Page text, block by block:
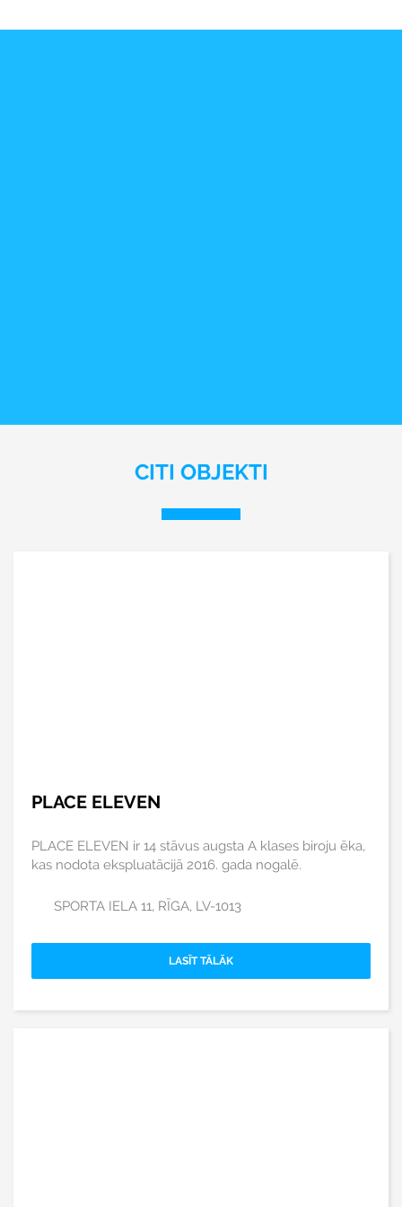
CITI OBJEKTI
PLACE ELEVEN
PLACE ELEVEN ir 14 stāvus augsta A klases biroju ēka,
kas nodota ekspluatācijā 2016. gada nogalē.
SPORTA IELA 11, RĪGA, LV-1013
LASĪT TĀLĀK